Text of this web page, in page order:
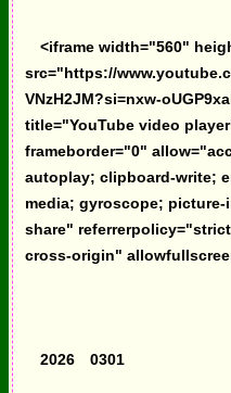
<iframe width="560"
src="https://
VNzH2JM?si=nxw-
title="YouTube video
frameborder="0"
autoplay; clipboard-write;
media; gyroscope;
share"
cross-origin"
2026 0301